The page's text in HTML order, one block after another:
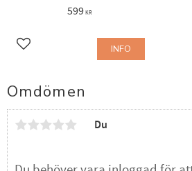
Omdömen
Du
599KR
Lägg till i favoriter INFO